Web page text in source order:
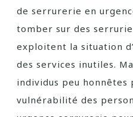
de serrurerie en
tomber sur des
exploitent la situation
des services inutiles.
individus peu
vulnérabilité des